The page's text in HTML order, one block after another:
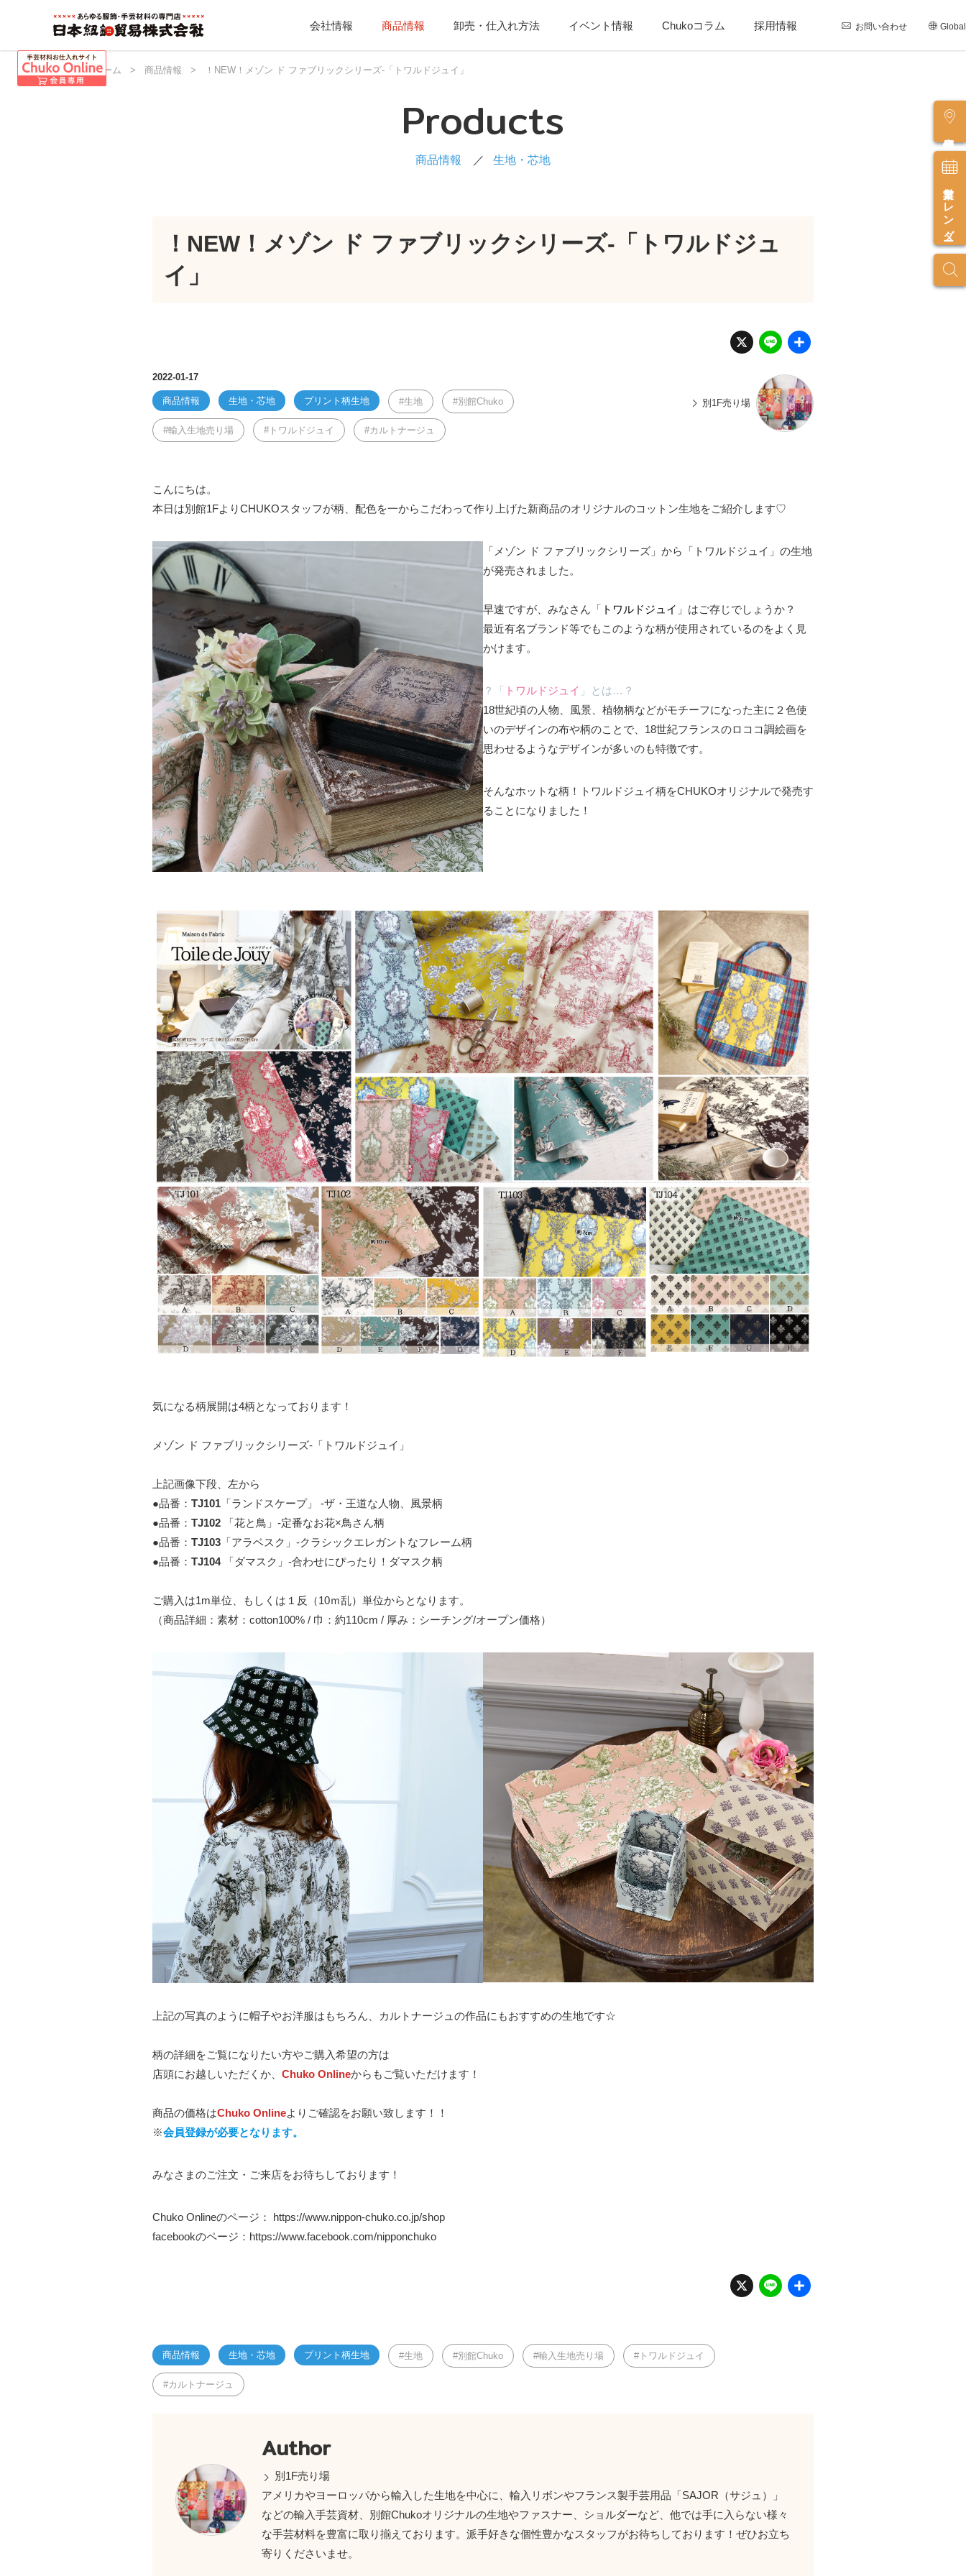
会社情報 商品情報 卸売・仕入れ方法 イベント情報 Chukoコラム 採用情報 お問い合わせ Global
営業カレンダー
日本紐釦 ホーム > 商品情報 > ！NEW！メゾン ド ファブリックシリーズ-「トワルドジュイ」
Products
商品情報 生地・芯地
！NEW！メゾン ド ファブリックシリーズ-「トワルドジュ
イ」
X Li
n
e
2022-01-17
商品情報 生地・芯地 プリント柄生地 生地 別館Chuko
輸入生地売り場 トワルドジュイ カルトナージュ
別1F売り場
こんにちは。
本日は別館1FよりCHUKOスタッフが柄、配色を一からこだわって作り上げた新商品のオリジナルのコットン生地をご紹介します♡
「メゾン ド ファブリックシリーズ」から「トワルドジュイ」の生地
が発売されました。
早速ですが、みなさん「 トワルドジュイ 」はご存じでしょうか？
最近有名ブランド等でもこのような柄が使用されているのをよく見
かけます。
？「 トワルドジュイ 」とは…？
18世紀頃の人物、風景、植物柄などがモチーフになった主に２色使
いのデザインの布や柄のことで、18世紀フランスのロココ調絵画を
思わせるようなデザインが多いのも特徴です。
そんなホットな柄！トワルドジュイ柄をCHUKOオリジナルで発売す
ることになりました！
気になる柄展開は4柄となっております！
メゾン ド ファブリックシリーズ-「トワルドジュイ」
上記画像下段、左から
●品番： TJ101 「ランドスケープ」 -ザ・王道な人物、風景柄
●品番： TJ102 「花と鳥」-定番なお花×鳥さん柄
●品番： TJ103 「アラベスク」-クラシックエレガントなフレーム柄
●品番： TJ104「ダマスク」-合わせにぴったり！ダマスク柄
ご購入は1m単位、もしくは１反（10ｍ乱）単位からとなります。
（商品詳細：素材：cotton100% / 巾：約110cm / 厚み：シーチング/オープン価格）
上記の写真のように帽子やお洋服はもちろん、カルトナージュの作品にもおすすめの生地です☆
柄の詳細をご覧になりたい方やご購入希望の方は
店頭にお越しいただくか、 Chuko Onlineからもご覧いただけます！
商品の価格はChuko Onlineよりご確認をお願い致します！！
※会員登録が必要となります。
みなさまのご注文・ご来店をお待ちしております！
Chuko Onlineのページ： https://www.nippon-chuko.co.jp/shop
facebookのページ： https://www.facebook.com/nipponchuko
X Li
n
商品情報 生地・芯地 プリント柄生地 生地 別館Chuko 輸入生地売り場 トワルドジュイ
カルトナージュ
Author
別1F売り場
アメリカやヨーロッパから輸入した生地を中心に、輸入リボンやフランス製手芸用品「SAJOR（サジュ）」
などの輸入手芸資材、別館Chukoオリジナルの生地やファスナー、ショルダーなど、他では手に入らない様々
な手芸材料を豊富に取り揃えております。派手好きな個性豊かなスタッフがお待ちしております！ぜひお立ち
寄りくださいませ。